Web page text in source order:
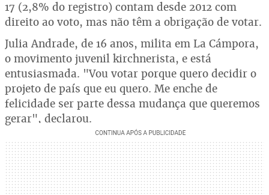
17 (2,8% do registro) contam desde 2012 com
direito ao voto, mas não têm a obrigação de votar.
Julia Andrade, de 16 anos, milita em La Cámpora,
o movimento juvenil kirchnerista, e está
entusiasmada. "Vou votar porque quero decidir o
projeto de país que eu quero. Me enche de
felicidade ser parte dessa mudança que queremos
gerar", declarou.